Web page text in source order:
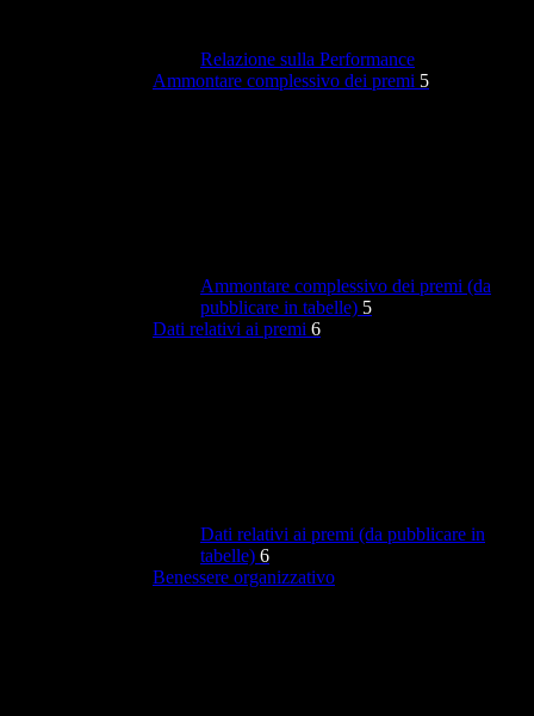
Relazione sulla Performance
Ammontare complessivo dei premi 5
Ammontare complessivo dei premi (da
pubblicare in tabelle) 5
Dati relativi ai premi 6
Dati relativi ai premi (da pubblicare in
tabelle) 6
Benessere organizzativo